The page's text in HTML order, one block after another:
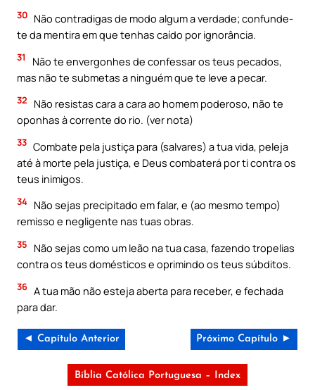
30 Não contradigas de modo algum a verdade; confunde-
te da mentira em que tenhas caído por ignorância.
31
Não te envergonhes de confessar os teus pecados,
mas não te submetas a ninguém que te leve a pecar.
32
Não resistas cara a cara ao homem poderoso, não te
oponhas à corrente do rio. (ver nota)
33 Combate pela justiça para (salvares) a tua vida, peleja
até à morte pela justiça, e Deus combaterá por ti contra os
teus inimigos.
34 Não sejas precipitado em falar, e (ao mesmo tempo)
remisso e negligente nas tuas obras.
35
Não sejas como um leão na tua casa, fazendo tropelias
contra os teus domésticos e oprimindo os teus súbditos.
36 A tua mão não esteja aberta para receber, e fechada
para dar.
◄ Capítulo Anterior Próximo Capítulo ►
Bíblia Católica Portuguesa – Index